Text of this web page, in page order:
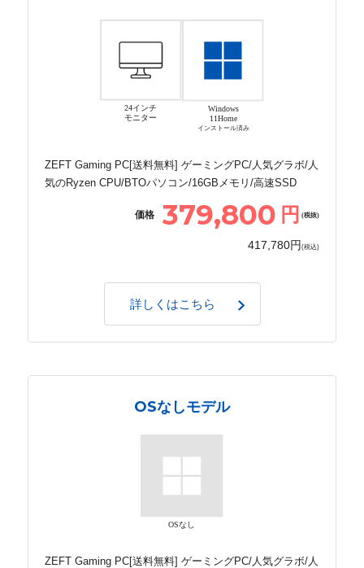
24インチ
モニター
Windows
11Home
インストール済み
ZEFT Gaming PC[送料無料] ゲーミングPC/人気グラボ/人
気のRyzen CPU/BTOパソコン/16GBメモリ/高速SSD
価格 379,800 円 (税抜)
417,780円 (税込)
詳しくはこちら
OSなしモデル
OSなし
ZEFT Gaming PC[送料無料] ゲーミングPC/人気グラボ/人